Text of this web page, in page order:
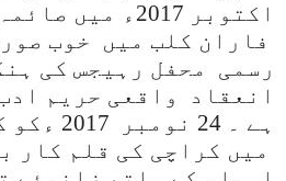
اکتوبر 2017ء میں صائمہ اسماء کے ساتھ
فاران کلب میں خوب
رسمی محفل رہی جس کی
انعقاد واقعی حریم
ہے ۔ 24 نومبر 2017 ءکو کاشانہ اسماعیل
میں کراچی کی قلم کار